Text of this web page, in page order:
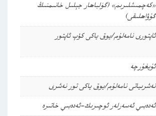
«كەچمىشلىرىم» (گۈلباھار جېلىل خانىمنىڭ
گۇۋاھلىقى)
ئاپتورى نامەلۇم/يوق ياكى كۆپ ئاپتور
ئۇيغۇرچە
نەشرىياتى نامەلۇم/يوق ياكى تور نەشرى
ئەدەبىي ئەسەرلەر ئوچىرىك-ئەدەبىي خاتىرە